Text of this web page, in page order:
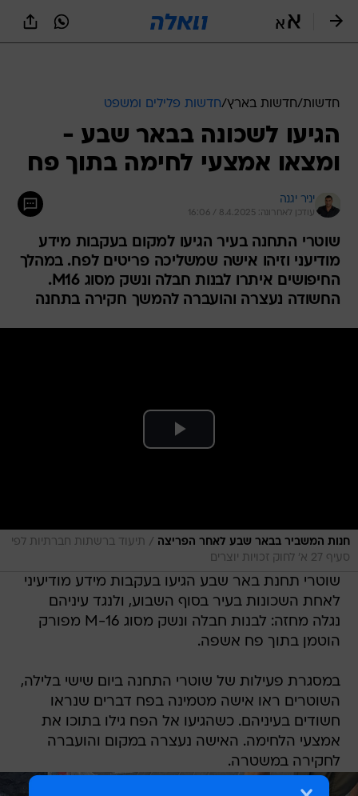
חדשות/חדשות בארץ/חדשות פלילים ומשפט
הגיעו לשכונה בבאר שבע -
ומצאו אמצעי לחימה בתוך פח
יניר יגנה
עודכן לאחרונה: 8.4.2025 / 16:06
שוטרי התחנה בעיר הגיעו למקום בעקבות מידע
מודיעני וזיהו אישה שמשליכה פריטים לפח. במהלך
החיפושים איתרו לבנות חבלה ונשק מסוג M16.
החשודה נעצרה והועברה להמשך חקירה בתחנה
חנות המשביר בבאר שבע לאחר הפריצה / תיעוד ברשתות חברתיות לפי
סעיף 27 א' לחוק זכויות יוצרים
שוטרי תחנת באר שבע הגיעו בעקבות מידע מודיעיני
לאחת השכונות בעיר בסוף השבוע, ולנגד עיניהם
נגלה מחזה: לבנות חבלה ונשק מסוג M-16 מפורק
הוטמן בתוך פח אשפה.
במסגרת פעילות של שוטרי התחנה ביום שישי בלילה,
השוטרים ראו אישה מטמינה בפח דברים שנראו
חשודים בעיניהם. כשהגיעו אל הפח גילו בתוכו את
אמצעי הלחימה. האישה נעצרה במקום והועברה
לחקירה במשטרה.